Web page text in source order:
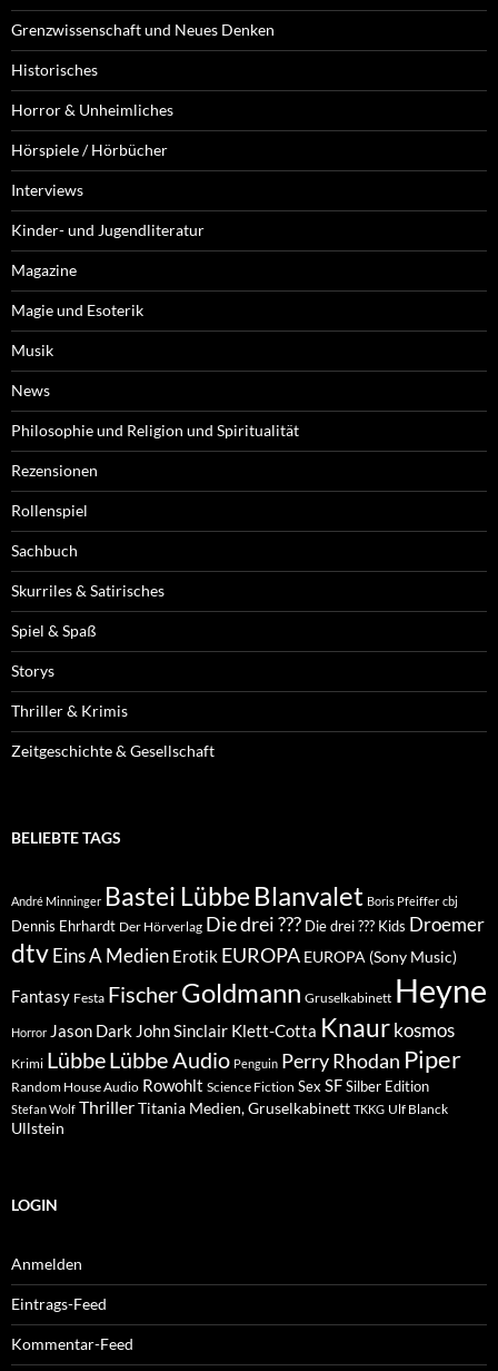
Grenzwissenschaft und Neues Denken
Historisches
Horror & Unheimliches
Hörspiele / Hörbücher
Interviews
Kinder- und Jugendliteratur
Magazine
Magie und Esoterik
Musik
News
Philosophie und Religion und Spiritualität
Rezensionen
Rollenspiel
Sachbuch
Skurriles & Satirisches
Spiel & Spaß
Storys
Thriller & Krimis
Zeitgeschichte & Gesellschaft
BELIEBTE TAGS
André Minninger Bastei Lübbe Blanvalet Boris Pfeiffer cbj
Dennis Ehrhardt Der Hörverlag Die drei ??? Die drei ??? Kids Droemer
dtvEins A Medien Erotik EUROPA EUROPA (Sony Music)
Fantasy Festa FischerGoldmann Gruselkabinett Heyne
Horror Jason Dark John Sinclair Klett-Cotta Knaur kosmos
Krimi LübbeLübbe Audio Penguin Perry Rhodan Piper
Random House Audio Rowohlt Science Fiction Sex SFSilber Edition
Stefan Wolf ThrillerTitania Medien, Gruselkabinett TKKG Ulf Blanck
Ullstein
LOGIN
Anmelden
Eintrags-Feed
Kommentar-Feed